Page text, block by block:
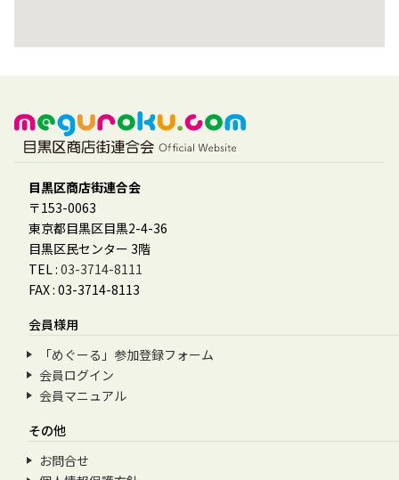
目黒区商店街連合会
〒153-0063
東京都目黒区目黒2-4-36
目黒区民センター 3階
TEL : 03-3714-8111
FAX : 03-3714-8113
会員様用
「めぐーる」参加登録フォーム
会員ログイン
会員マニュアル
その他
お問合せ